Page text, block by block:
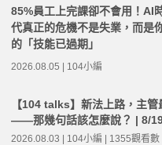
85%員工上完課卻不會用！AI
代真正的危機不是失業，而是
的「技能已過期」
2026.08.05 | 104小編
【104 talks】新法上路，主
——那幾句話該怎麼說？ | 8/
2026.08.03 | 104小編 | 1355觀看數